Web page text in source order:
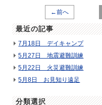
←前へ
最近の記事
7月18日 デイキャンプ
5月27日 地震避難訓練
5月22日 火災避難訓練
5月8日 お見知り遠足
分類選択